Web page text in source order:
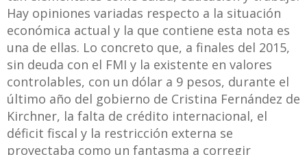
Hay opiniones variadas respecto a la situación
económica actual y la que contiene esta nota es
una de ellas. Lo concreto que, a finales del 2015,
sin deuda con el FMI y la existente en valores
controlables, con un dólar a 9 pesos, durante el
último año del gobierno de Cristina Fernández de
Kirchner, la falta de crédito internacional, el
déficit fiscal y la restricción externa se
proyectaba como un fantasma a corregir